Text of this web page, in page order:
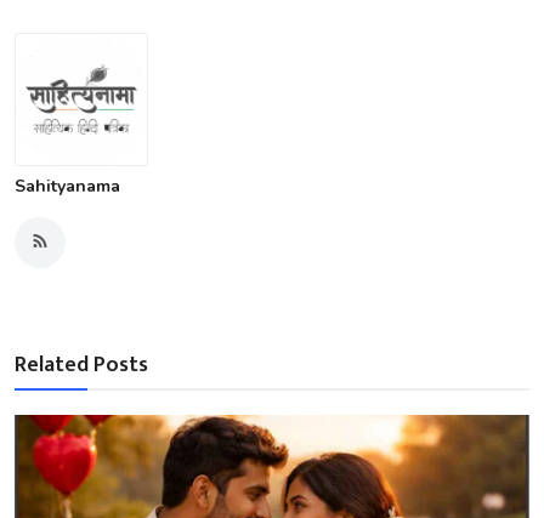
Sahityanama
Related Posts